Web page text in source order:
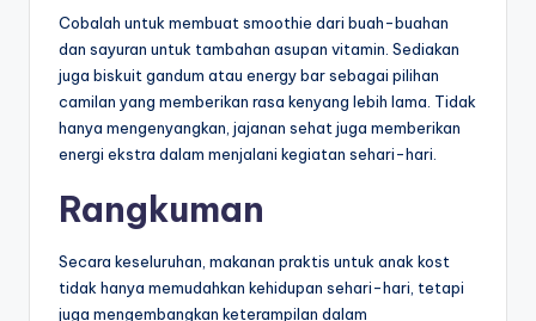
Cobalah untuk membuat smoothie dari buah-buahan
dan sayuran untuk tambahan asupan vitamin. Sediakan
juga biskuit gandum atau energy bar sebagai pilihan
camilan yang memberikan rasa kenyang lebih lama. Tidak
hanya mengenyangkan, jajanan sehat juga memberikan
energi ekstra dalam menjalani kegiatan sehari-hari.
Rangkuman
Secara keseluruhan, makanan praktis untuk anak kost
tidak hanya memudahkan kehidupan sehari-hari, tetapi
juga mengembangkan keterampilan dalam